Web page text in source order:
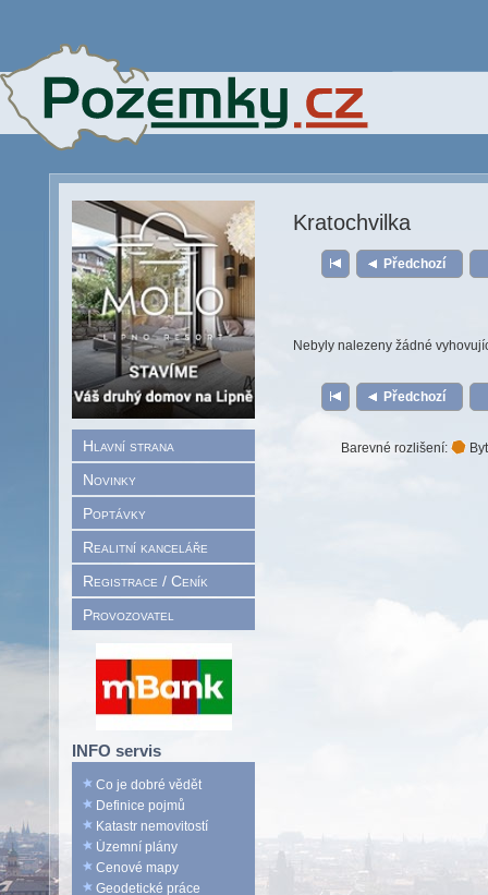
Hlavní strana
Novinky
Poptávky
Realitní kanceláře
Registrace / Ceník
Provozovatel
INFO servis
Co je dobré vědět
Definice pojmů
Katastr nemovitostí
Územní plány
Cenové mapy
Geodetické práce
Kratochvilka
Předchozí
Nebyly nalezeny žádné
Předchozí
Barevné rozlišení: